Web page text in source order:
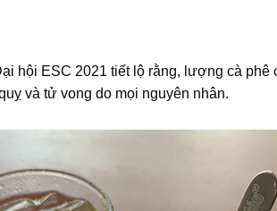
hội ESC 2021 tiết lộ rằng, lượng cà phê
và tử vong do mọi nguyên nhân.